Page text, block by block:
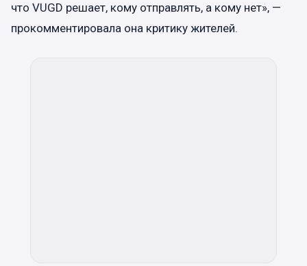
что VUGD решает, кому отправлять, а кому нет», —
прокомментировала она критику жителей.